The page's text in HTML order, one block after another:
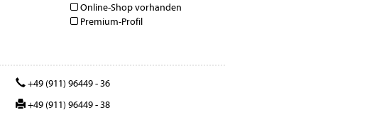
Online-Shop vorhanden
Premium-Profil
+49 (911) 96449 - 36
+49 (911) 96449 - 38